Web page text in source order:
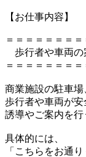
【お仕事内容】
＝＝＝＝＝＝＝
歩行者や車両の
＝＝＝＝＝＝＝
商業施設の駐車場
歩行者や車両が安
誘導やご案内を行
具体的には、
「こちらをお通り